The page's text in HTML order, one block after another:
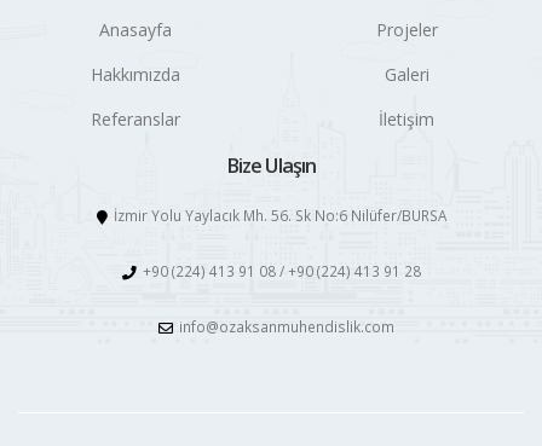
Anasayfa
Hakkımızda
Referanslar
Projeler
Galeri
İletişim
Bize Ulaşın
İzmir Yolu Yaylacık Mh. 56. Sk No:6 Nilüfer/BURSA
+90 (224) 413 91 08 / +90 (224) 413 91 28
info@ozaksanmuhendislik.com